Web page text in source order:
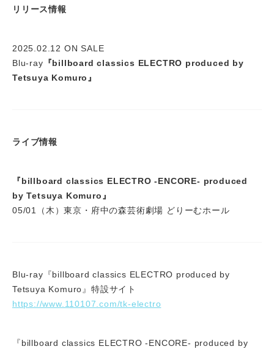
リリース情報
2025.02.12 ON SALE
Blu-ray 『billboard classics ELECTRO produced by
Tetsuya Komuro』
ライブ情報
『billboard classics ELECTRO -ENCORE- produced
by Tetsuya Komuro』
05/01（木）東京・府中の森芸術劇場 どりーむホール
Blu-ray『billboard classics ELECTRO produced by
Tetsuya Komuro』特設サイト
https://www.110107.com/tk-electro
『billboard classics ELECTRO -ENCORE- produced by